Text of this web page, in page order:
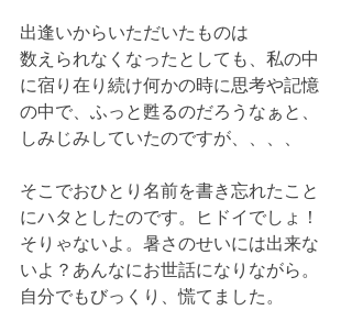
出逢いからいただいたものは
数えられなくなったとしても、私の中
に宿り在り続け何かの時に思考や記憶
の中で、ふっと甦るのだろうなぁと、
しみじみしていたのですが、、、、
そこでおひとり名前を書き忘れたこと
にハタとしたのです。ヒドイでしょ！
そりゃないよ。暑さのせいには出来な
いよ？あんなにお世話になりながら。
自分でもびっくり、慌てました。